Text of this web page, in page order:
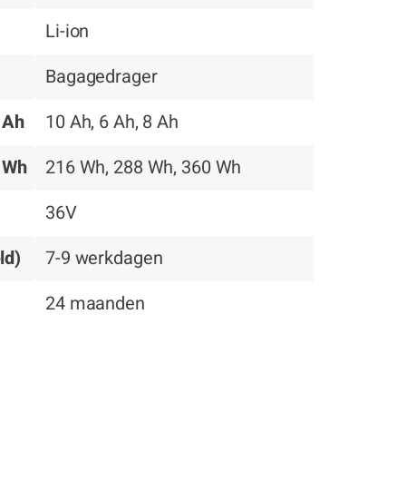
Li-ion
Bagagedrager
10 Ah, 6 Ah, 8 Ah
216 Wh, 288 Wh, 360 Wh
36V
7-9 werkdagen
24 maanden